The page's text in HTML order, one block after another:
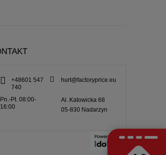
+48601 547
740
hurt@factoryprice.eu
Pn.-Pt. 08:00-
16:00
Al. Katowicka 68
05-830 Nadarzyn